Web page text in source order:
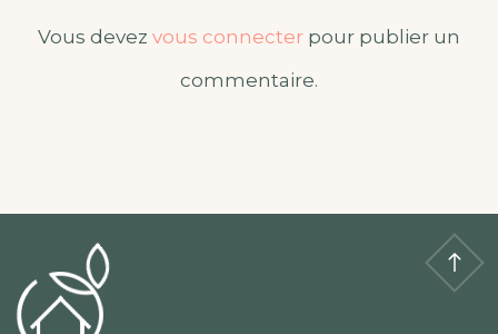
Vous devez vous connecter pour publier un
commentaire.